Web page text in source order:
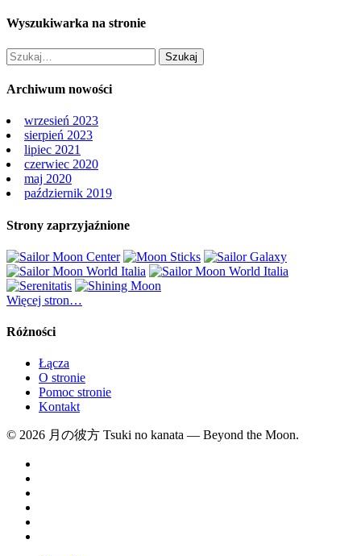
Wyszukiwarka na stronie
Archiwum nowości
wrzesień 2023
sierpień 2023
lipiec 2021
czerwiec 2020
maj 2020
październik 2019
Strony zaprzyjaźnione
Więcej stron…
Różności
Łącza
O stronie
Pomoc stronie
Kontakt
© 2026 月の彼方 Tsuki no kanata — Beyond the Moon.